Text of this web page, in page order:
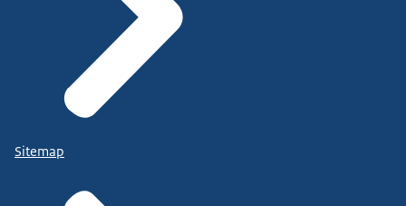
Sitemap